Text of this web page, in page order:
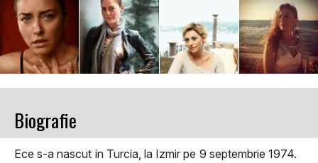
Biografie
Ece s-a nascut in Turcia, la Izmir pe 9 septembrie 1974.